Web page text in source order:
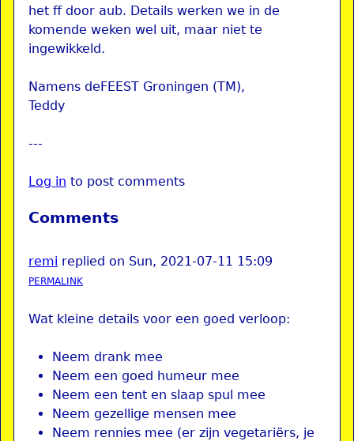
het ff door aub. Details werken we in de
komende weken wel uit, maar niet te
ingewikkeld.
Namens deFEEST Groningen (TM),
Teddy
---
Log in to post comments
Comments
remi replied on Sun, 2021-07-11 15:09
PERMALINK
Wat kleine details voor een goed verloop:
Neem drank mee
Neem een goed humeur mee
Neem een tent en slaap spul mee
Neem gezellige mensen mee
Neem rennies mee (er zijn vegetariërs, je